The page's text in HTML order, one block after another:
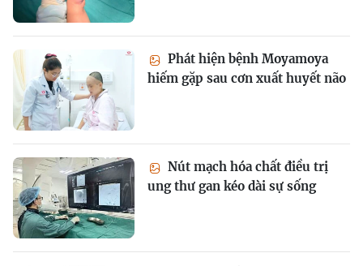
Phát hiện bệnh Moyamoya
hiếm gặp sau cơn xuất huyết não
Nút mạch hóa chất điều trị
ung thư gan kéo dài sự sống